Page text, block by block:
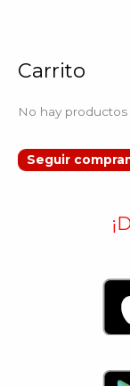
Carrito
No hay productos
Seguir